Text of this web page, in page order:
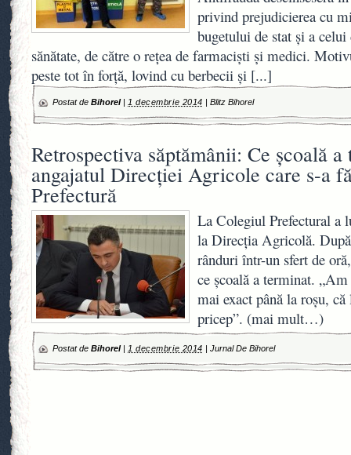
privind prejudicierea cu
bugetului de stat şi a celui
sănătate, de către o reţea de farmacişti şi medici.
peste tot în forţă, lovind cu berbecii şi [...]
Postat de Bihorel| 1 decembrie 2014 | Blitz Bihorel
Retrospectiva săptămânii: Ce şcoală
angajatul Direcţiei Agricole care s-a
Prefectură
La Colegiul Prefectural a
la Direcţia Agricolă.
rânduri într-un sfert de
ce şcoală a terminat.
mai exact până la roşu,
pricep”. (mai mult…)
Postat de Bihorel| 1 decembrie 2014 | Jurnal De Bihorel